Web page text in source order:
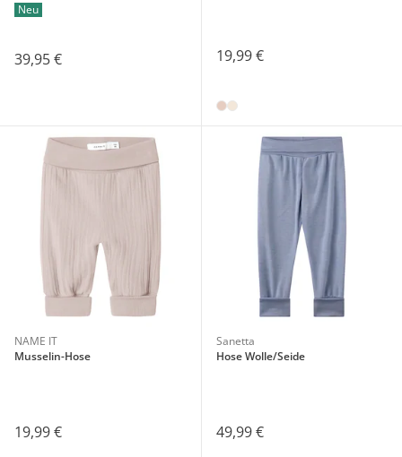
Neu
39,95 € 19,99 €
NAME IT
Musselin-Hose
19,99 €
Sanetta
Hose Wolle/Seide
49,99 €